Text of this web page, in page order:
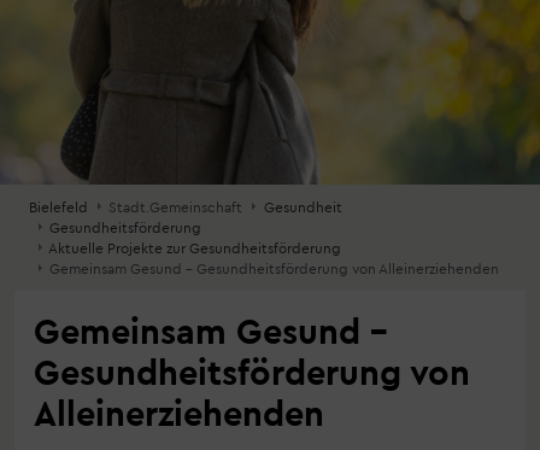
Bielefeld Stadt.Gemeinschaft
Gesundheit
Gesundheitsförderung
Aktuelle Projekte zur Gesundheitsförderung
Gemeinsam Gesund – Gesundheitsförderung von Alleinerziehenden
Gemeinsam Gesund –
Gesundheitsförderung von
Alleinerziehenden